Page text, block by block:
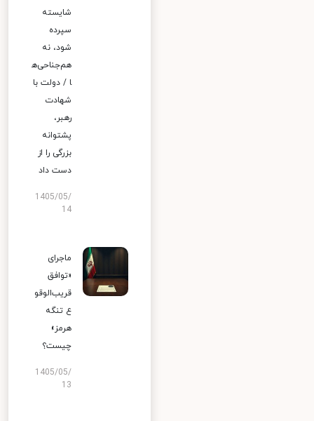
شایسته
سپرده
شود، نه
هم‌جناحی‌ه
ا / دولت با
شهادت
رهبر،
پشتوانه
بزرگی را از
دست داد
1405/05/
14
ماجرای
«توافق
قریب‌الوقو
ع تنگه
هرمز»
چیست؟
1405/05/
13